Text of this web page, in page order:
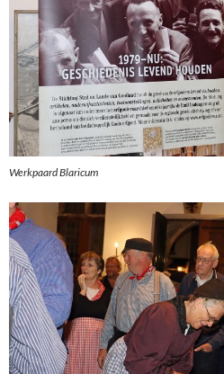
Werkpaard Blaricum